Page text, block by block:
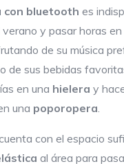
con bluetooth es
y pasar horas en
de su música
de sus bebidas
en una hielera y
una poporopera.
con el espacio
al área para